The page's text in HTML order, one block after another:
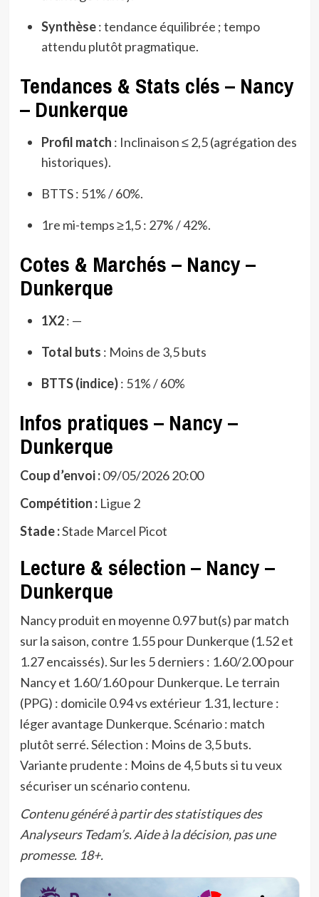
Synthèse: tendance équilibrée ; tempo
attendu plutôt pragmatique.
Tendances & Stats clés – Nancy
– Dunkerque
Profil match : Inclinaison ≤ 2,5 (agrégation des
historiques).
BTTS : 51% / 60%.
1re mi-temps ≥1,5 : 27% / 42%.
Cotes & Marchés – Nancy –
Dunkerque
1X2: —
Total buts : Moins de 3,5 buts
BTTS (indice): 51% / 60%
Infos pratiques – Nancy –
Dunkerque
Coup d’envoi :09/05/2026 20:00
Compétition :Ligue 2
Stade :Stade Marcel Picot
Lecture & sélection – Nancy –
Dunkerque
Nancy produit en moyenne 0.97 but(s) par match
sur la saison, contre 1.55 pour Dunkerque (1.52 et
1.27 encaissés). Sur les 5 derniers : 1.60/2.00 pour
Nancy et 1.60/1.60 pour Dunkerque. Le terrain
(PPG) : domicile 0.94 vs extérieur 1.31, lecture :
léger avantage Dunkerque. Scénario : match
plutôt serré. Sélection : Moins de 3,5 buts.
Variante prudente : Moins de 4,5 buts si tu veux
sécuriser un scénario contenu.
Contenu généré à partir des statistiques des
Analyseurs Tedam’s. Aide à la décision, pas une
promesse. 18+.